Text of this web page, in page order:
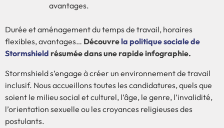
avantages.
Durée et aménagement du temps de travail, horaires
flexibles, avantages… Découvrela politique sociale de
Stormshield résumée dans une rapide infographie.
Stormshield s’engage à créer un environnement de travail
inclusif. Nous accueillons toutes les candidatures, quels que
soient le milieu social et culturel, l’âge, le genre, l’invalidité,
l’orientation sexuelle ou les croyances religieuses des
postulants.